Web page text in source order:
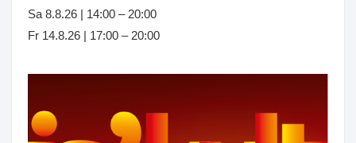
Sa 8.8.26 | 14:00 – 20:00
Fr 14.8.26 | 17:00 – 20:00